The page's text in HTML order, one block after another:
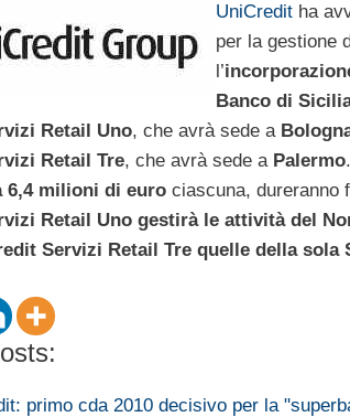
UniCredit ha
per la gestione
l’
Banco di
Retail Uno, che avrà sede a
Retail Tre, che avrà sede a Palermo
6,4 milioni di euro ciascuna, dureranno
Retail Uno gestirà le attività del
Servizi Retail Tre quelle della sola
primo cda 2010 decisivo per la